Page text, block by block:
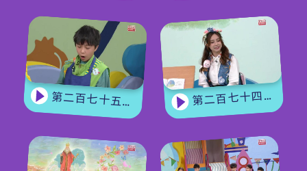
第二百七十五集 - 【手作Easy Job】 盆栽磨菇 【Yummy Time】仲夏蝴蝶粉 第二百七十四集 - 《花神的獎勵》下集